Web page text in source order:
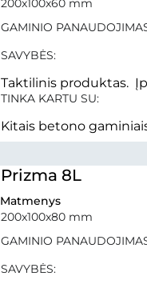
200x100x60 mm
GAMINIO
SAVYBĖS:
Taktilinis produktas.
TINKA KARTU SU:
Kitais betono
Prizma 8L
Matmenys
200x100x80 mm
GAMINIO
SAVYBĖS: